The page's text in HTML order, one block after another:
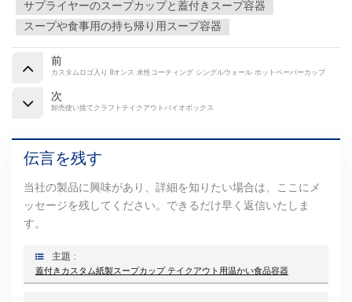
サプライヤーのスープカップと蓋付きスープ容器
スープや食事用の持ち帰り用スープ容器
前
カスタムロゴ入り 8オンス 水性コーティング シングルウォール ホットペーパーカップ
次
卸売使い捨てクラフトテイクアウトバイオボックス
伝言を残す
当社の製品に興味があり、詳細を知りたい場合は、ここにメ
ッセージを残してください。できるだけ早く返信いたしま
す。
主題 :
蓋付きカスタム紙製スープカップ テイクアウト用温かい食品容器